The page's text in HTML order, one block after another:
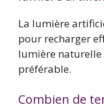
La lumière
pour recharger
lumière naturelle
préférable.
Combien de